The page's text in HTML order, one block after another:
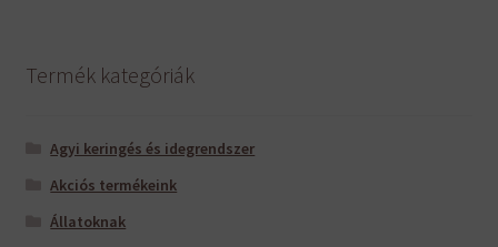
Termék kategóriák
Agyi keringés és idegrendszer
Akciós termékeink
Állatoknak